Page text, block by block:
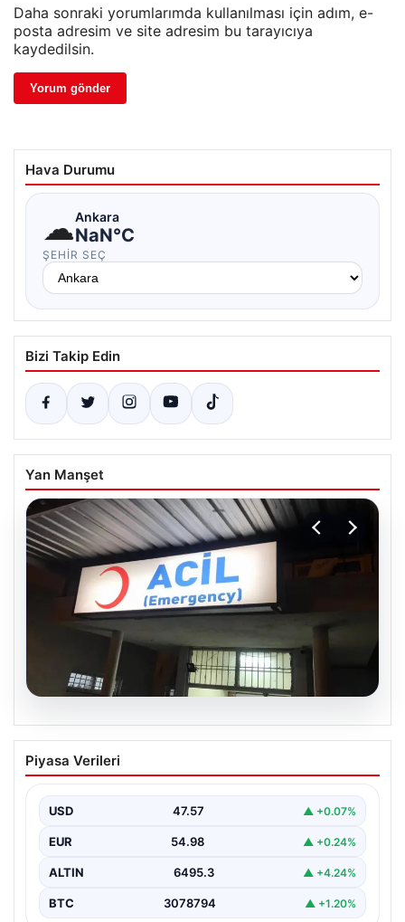
Daha sonraki yorumlarımda kullanılması için adım, e-
posta adresim ve site adresim bu tarayıcıya
kaydedilsin.
Hava Durumu
☁Ankara
NaN°C
ŞEHIR SEÇ
Bizi Takip Edin
Yan Manşet
05.08.2026
Mardin’in Derik ilçesinde trajik kaza: 3
yaşındaki Eslem hayatını kaybetti
küçük bir kız çocuğu olan Eslem Talan…
Piyasa Verileri
USD 47.57 ▲ +0.07%
EUR 54.98 ▲ +0.24%
ALTIN 6495.3 ▲ +4.24%
BTC 3078794 ▲ +1.20%